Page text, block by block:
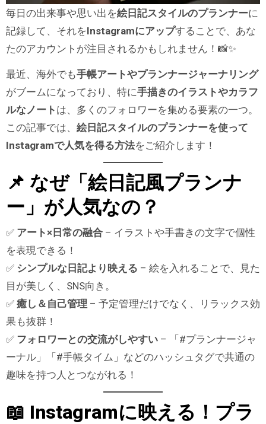
毎日の出来事や思い出を絵日記スタイルのプランナーに
記録して、それをInstagramにアップすることで、あな
たのアカウントが注目されるかもしれません！📸✨
最近、海外でも手帳アートやプランナージャーナリング
がブームになっており、特に手描きのイラストやカラフ
ルなノート は、多くのフォロワーを集める要素の一つ。
この記事では、 絵日記スタイルのプランナーを使って
Instagramで人気を得る方法をご紹介します！
📌 なぜ「絵日記風プランナ
ー」が人気なの？
✅ アート×日常の融合– イラストや手書きの文字で個性
を表現できる！
✅ シンプルな日記より映える – 絵を入れることで、見た
目が美しく、SNS向き。
✅ 癒し＆自己管理 – 予定管理だけでなく、リラックス効
果も抜群！
✅ フォロワーとの交流がしやすい– 「#プランナージャ
ーナル」「#手帳タイム」などのハッシュタグで共通の
趣味を持つ人とつながれる！
📖 Instagramに映える！プラ